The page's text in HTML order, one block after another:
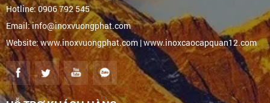
Hotline: 0906 792 545
Email: info@inoxvuongphat.com
Website: www.inoxvuongphat.com | www.inoxcaocapquan12.com